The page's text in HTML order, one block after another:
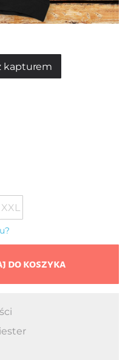
kapturem
XXL
do koszyka